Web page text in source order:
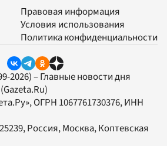
Правовая информация
Условия использования
Политика конфиденциальности
2026) – Главные новости дня
(Gazeta.Ru)
, ОГРН 1067761730376, ИНН
Россия, Москва, Коптевская